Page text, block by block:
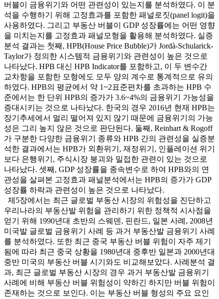
버블이 금융위기와 어떤 관련성이 있는지를 분석하였다. 이 분
석을 수행하기 위해 고정효과를 포함한 패널로짓(panel logit)을
사용하였다. 그리고 부동산 버블이 GDP 성장률에는 어떤 영향
을 미치는지를 고정효과 패널모형을 활용해 분석하였다. 실증
분석 결과는 첫째, HPB(House Price Bubble)가 Jordà-Schularick-
Taylor가 정의한 시스템적 금융위기와 관련성이 높은 것으로
나타났다. HPB 대신 HPB Indicator를 포함하고, 이 두 변수간
교차항을 포함한 모형에도 모두 양의 계수로 통계적으로 유의
하였다. HPB의 평균에서 약 1~2표준편차를 초과하는 HPB 수
준에서는 한 단위 HPB의 증가가 3.6~4%의 금융위기 가능성을
증대시키는 것으로 나타났다. 한국의 경우 2016년 현재 HPB는
장기추세에서 멀리 떨어져 있지 않기 때문에 금융위기의 가능
성은 그리 높지 않은 것으로 판단된다. 둘째, Reinhart & Rogoff
가 구분한 다양한 금융위기 종류와 HPB 간의 관련성을 실증분
석한 결과에서는 HPB가 외환위기, 재정위기, 인플레이션 위기
보다 은행위기, 주식시장 붕괴와 밀접한 관련이 있는 것으로
나타났다. 셋째, GDP 성장률을 종속변수로 하여 HPB와의 연
관성을 살펴본 고정효과 패널분석에서는 HPB의 증가가 GDP
성장률 하락과 관련성이 높은 것으로 나타났다.
제5장에서는 최근 글로벌 부동산 시장의 위험성을 진단하고
우리나라의 부동산발 위험을 관리하기 위한 정책적 시사점을
얻기 위해 1990년대 초반의 스웨덴, 핀란드, 일본 사례, 2008년
미국발 글로벌 금융위기 사례 등 과거 부동산발 금융위기 사례
를 분석하였다. 또한 최근 중국 부동산 버블 위험이 자주 제기
됨에 따라 최근 중국 상황을 1980년대 중후반 일본과 2000년대
중반 미국의 부동산 버블 시기와도 비교해보았다. 사례분석 결
과, 최근 글로벌 부동산 시장의 경우 과거 부동산발 금융위기
사례에 비해 부동산 버블 위험성이 약하긴 하지만 버블 위험이
존재하는 것으로 보인다. 이는 부동산 버블 형성의 주요 요인